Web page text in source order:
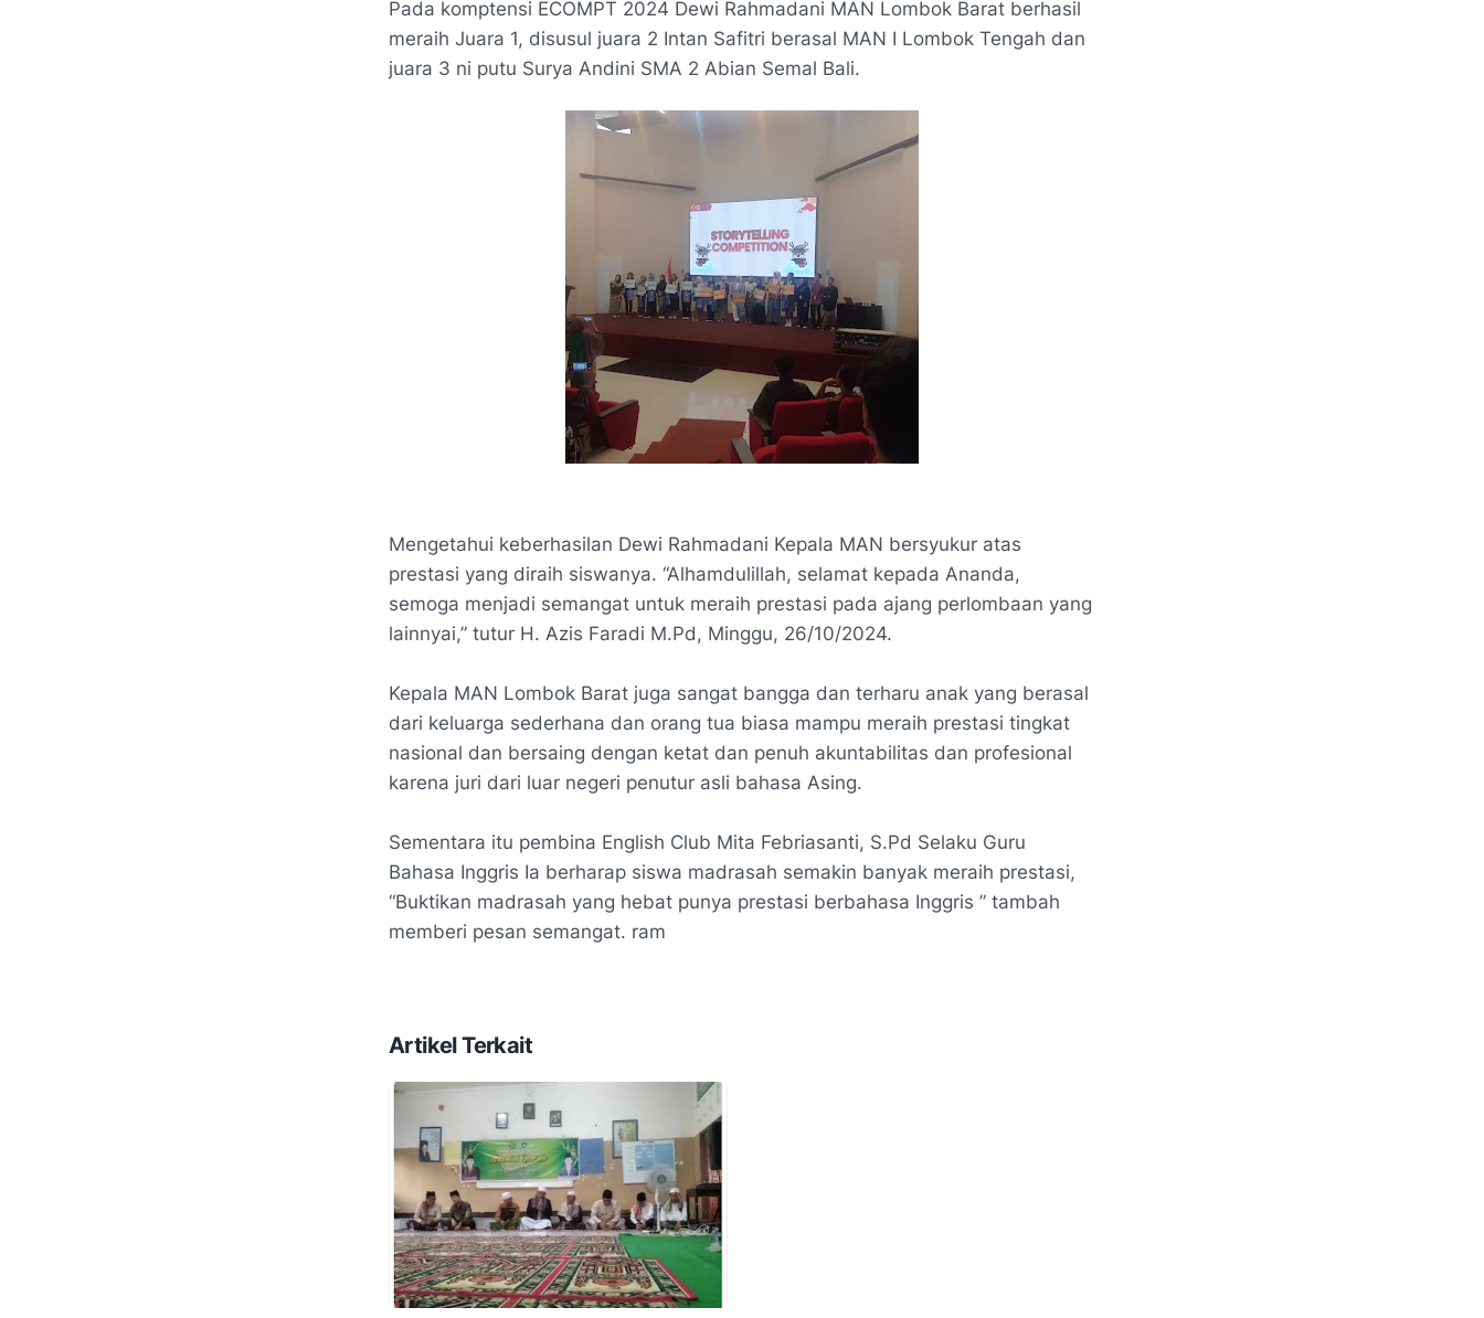
Pada komptensi ECOMPT 2024 Dewi Rahmadani MAN Lombok Barat berhasil
meraih Juara 1, disusul juara 2 Intan Safitri berasal MAN I Lombok Tengah dan
juara 3 ni putu Surya Andini SMA 2 Abian Semal Bali.
Mengetahui keberhasilan Dewi Rahmadani Kepala MAN bersyukur atas
prestasi yang diraih siswanya. “Alhamdulillah, selamat kepada Ananda,
semoga menjadi semangat untuk meraih prestasi pada ajang perlombaan yang
lainnyai,” tutur H. Azis Faradi M.Pd, Minggu, 26/10/2024.
Kepala MAN Lombok Barat juga sangat bangga dan terharu anak yang berasal
dari keluarga sederhana dan orang tua biasa mampu meraih prestasi tingkat
nasional dan bersaing dengan ketat dan penuh akuntabilitas dan profesional
karena juri dari luar negeri penutur asli bahasa Asing.
Sementara itu pembina English Club Mita Febriasanti, S.Pd Selaku Guru
Bahasa Inggris Ia berharap siswa madrasah semakin banyak meraih prestasi,
“Buktikan madrasah yang hebat punya prestasi berbahasa Inggris ” tambah
memberi pesan semangat. ram
Artikel Terkait